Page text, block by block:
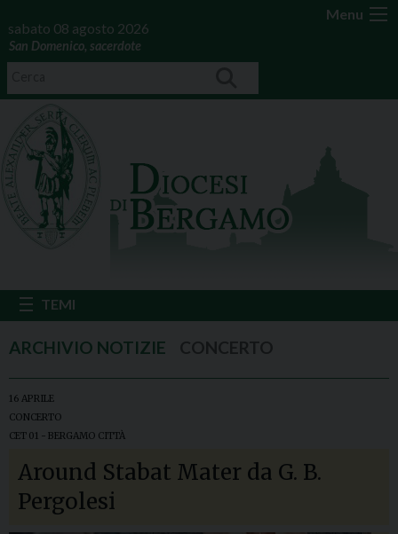
Menu
sabato 08 agosto 2026
San Domenico, sacerdote
16 APRILE
CONCERTO
CET 01 - BERGAMO CITTÀ
Around Stabat Mater da G. B.
Pergolesi